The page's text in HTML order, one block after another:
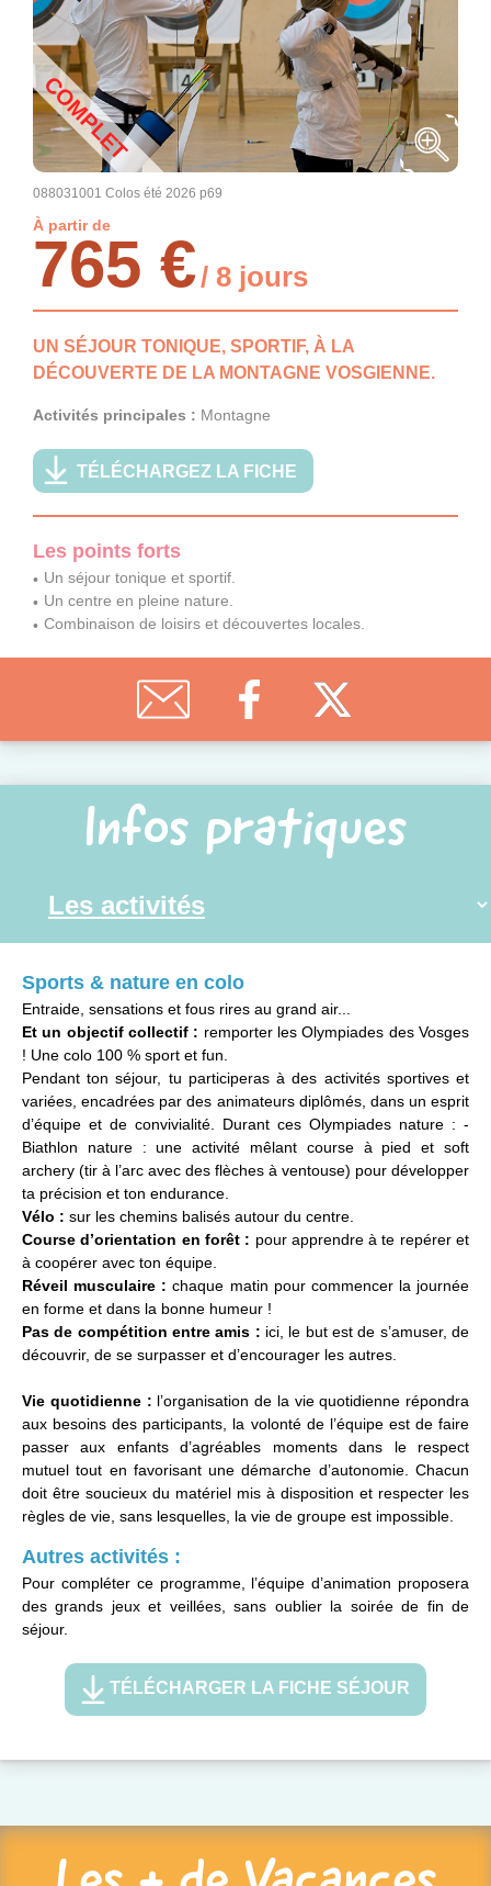
COMPLET
088031001 Colos été 2026 p69
À partir de
765 €/ 8 jours
UN SÉJOUR TONIQUE, SPORTIF, À LA
DÉCOUVERTE DE LA MONTAGNE VOSGIENNE.
Activités principales : Montagne
TÉLÉCHARGEZ LA FICHE
Les points forts
Un séjour tonique et sportif.
Un centre en pleine nature.
Combinaison de loisirs et découvertes locales.
Infos pratiques
Sports & nature en colo
Entraide, sensations et fous rires au grand air...
Et un objectif collectif : remporter les Olympiades des Vosges
! Une colo 100 % sport et fun.
Pendant ton séjour, tu participeras à des activités sportives et
variées, encadrées par des animateurs diplômés, dans un esprit
d’équipe et de convivialité. Durant ces Olympiades nature : -
Biathlon nature : une activité mêlant course à pied et soft
archery (tir à l’arc avec des flèches à ventouse) pour développer
ta précision et ton endurance.
Vélo : sur les chemins balisés autour du centre.
Course d’orientation en forêt : pour apprendre à te repérer et
à coopérer avec ton équipe.
Réveil musculaire : chaque matin pour commencer la journée
en forme et dans la bonne humeur !
Pas de compétition entre amis : ici, le but est de s’amuser, de
découvrir, de se surpasser et d’encourager les autres.
Vie quotidienne : l’organisation de la vie quotidienne répondra
aux besoins des participants, la volonté de l’équipe est de faire
passer aux enfants d’agréables moments dans le respect
mutuel tout en favorisant une démarche d’autonomie. Chacun
doit être soucieux du matériel mis à disposition et respecter les
règles de vie, sans lesquelles, la vie de groupe est impossible.
Autres activités :
Pour compléter ce programme, l’équipe d’animation proposera
des grands jeux et veillées, sans oublier la soirée de fin de
séjour.
TÉLÉCHARGER LA FICHE SÉJOUR